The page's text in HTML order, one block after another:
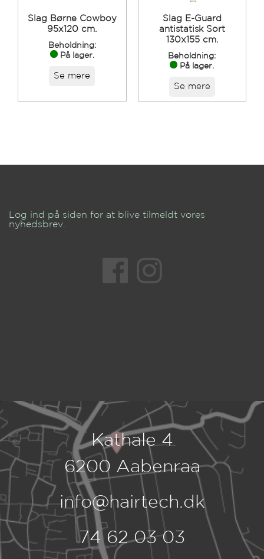
Slag Børne Cowboy
95x120 cm.
Beholdning:
På lager.
Se mere
Slag E-Guard
antistatisk Sort
130x155 cm.
Beholdning:
På lager.
Se mere
Log ind på siden for at blive tilmeldt vores
nyhedsbrev.
Kathale 4
6200 Aabenraa
info@hairtech.dk
74 62 03 03